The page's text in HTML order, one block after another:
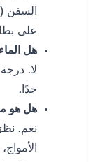
السفن
على
هل
لا.
جدًا.
هل هو
نعم.